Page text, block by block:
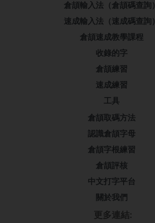
倉頡輸入法（倉頡碼查詢）
速成輸入法（速成碼查詢）
倉頡速成教學課程
收錄的字
倉頡練習
速成練習
工具
倉頡取碼方法
認識倉頡字母
倉頡字根練習
倉頡評核
中文打字平台
關於我們
更多連結: